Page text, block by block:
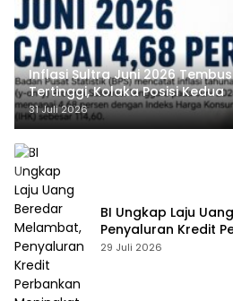
Inflasi Sultra Juni 2026
Tertinggi, Kolaka Posisi Kedua
31 Juli 2026
BI Ungkap Laju
Penyaluran Kredit
29 Juli 2026